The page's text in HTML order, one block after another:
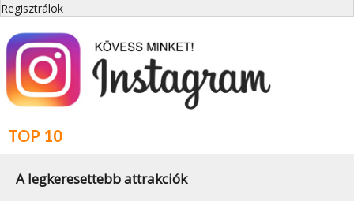
Regisztrálok
TOP 10
A legkeresettebb attrakciók